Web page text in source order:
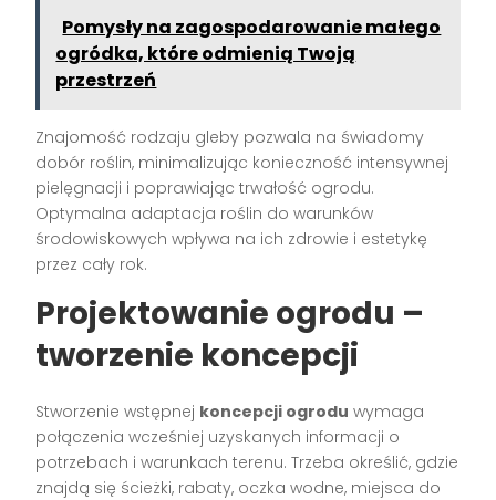
Pomysły na zagospodarowanie małego
ogródka, które odmienią Twoją
przestrzeń
Znajomość rodzaju gleby pozwala na świadomy
dobór roślin, minimalizując konieczność intensywnej
pielęgnacji i poprawiając trwałość ogrodu.
Optymalna adaptacja roślin do warunków
środowiskowych wpływa na ich zdrowie i estetykę
przez cały rok.
Projektowanie ogrodu –
tworzenie koncepcji
Stworzenie wstępnej koncepcji ogrodu wymaga
połączenia wcześniej uzyskanych informacji o
potrzebach i warunkach terenu. Trzeba określić, gdzie
znajdą się ścieżki, rabaty, oczka wodne, miejsca do